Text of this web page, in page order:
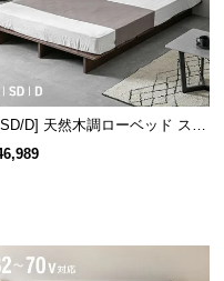
D] 天然木調ローベッド ステ
ベッド 超極厚マットレス付き